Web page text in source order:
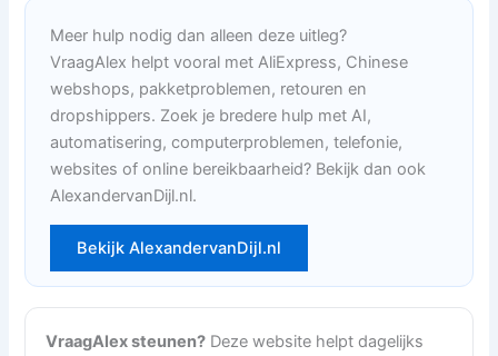
Meer hulp nodig dan alleen deze uitleg?
VraagAlex helpt vooral met AliExpress, Chinese
webshops, pakketproblemen, retouren en
dropshippers. Zoek je bredere hulp met AI,
automatisering, computerproblemen, telefonie,
websites of online bereikbaarheid? Bekijk dan ook
AlexandervanDijl.nl.
Bekijk AlexandervanDijl.nl
VraagAlex steunen? Deze website helpt dagelijks